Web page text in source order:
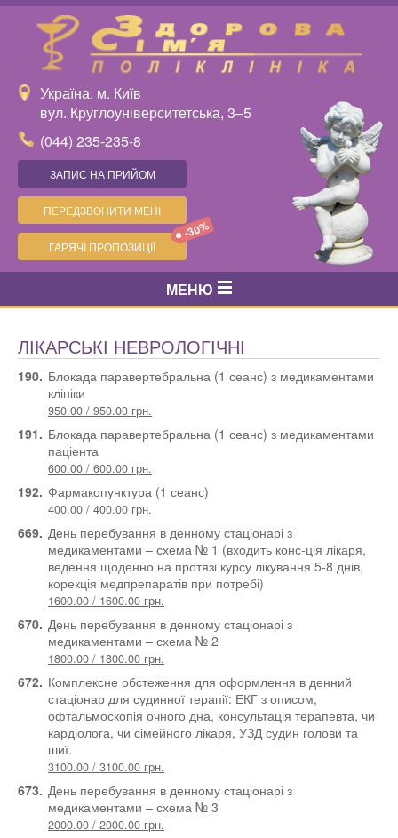
Україна, м. Київ
вул. Круглоуніверситетська, 3–5
(044) 235-235-8
ЗАПИС НА ПРИЙОМ
ПЕРЕДЗВОНИТИ МЕНІ
ГАРЯЧІ ПРОПОЗИЦІЇ
-30%
МЕНЮ
ЛІКАРСЬКІ НЕВРОЛОГІЧНІ
190. Блокада паравертебральна (1 сеанс) з медикаментами
клініки
950.00 / 950.00 грн.
191. Блокада паравертебральна (1 сеанс) з медикаментами
паціента
600.00 / 600.00 грн.
192. Фармакопунктура (1 сеанс)
400.00 / 400.00 грн.
669. День перебування в денному стаціонарі з
медикаментами – схема № 1 (входить конс-ція лікаря,
ведення щоденно на протязі курсу лікування 5-8 днів,
корекція медпрепаратів при потребі)
1600.00 / 1600.00 грн.
670. День перебування в денному стаціонарі з
медикаментами – схема № 2
1800.00 / 1800.00 грн.
672. Комплексне обстеження для оформлення в денний
стаціонар для судинної терапії: ЕКГ з описом,
офтальмоскопія очного дна, консультація терапевта, чи
кардіолога, чи сімейного лікаря, УЗД судин голови та
шиї.
3100.00 / 3100.00 грн.
673. День перебування в денному стаціонарі з
медикаментами – схема № 3
2000.00 / 2000.00 грн.